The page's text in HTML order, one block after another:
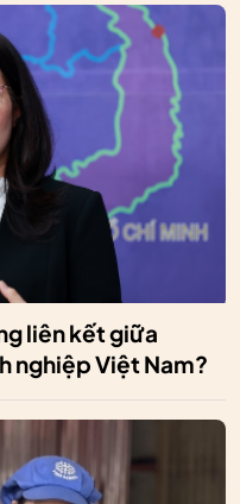
liên kết giữa
nghiệp Việt Nam?